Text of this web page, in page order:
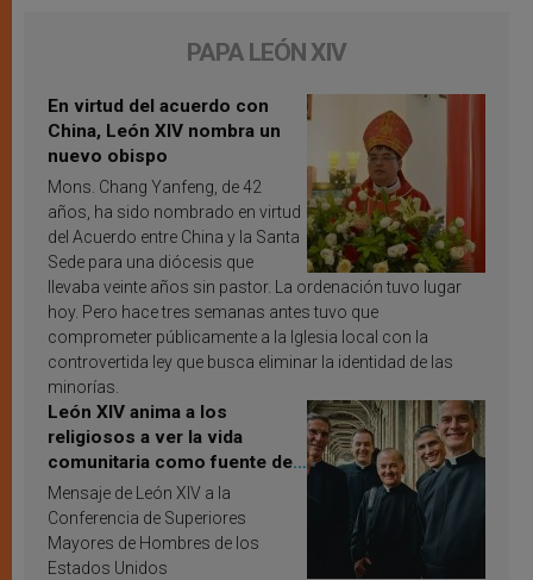
PAPA LEÓN XIV
En virtud del acuerdo con
China, León XIV nombra un
nuevo obispo
Mons. Chang Yanfeng, de 42
años, ha sido nombrado en virtud
del Acuerdo entre China y la Santa
Sede para una diócesis que
llevaba veinte años sin pastor. La ordenación tuvo lugar
hoy. Pero hace tres semanas antes tuvo que
comprometer públicamente a la Iglesia local con la
controvertida ley que busca eliminar la identidad de las
minorías.
León XIV anima a los
religiosos a ver la vida
comunitaria como fuente de
inspiración y santificación
Mensaje de León XIV a la
Conferencia de Superiores
Mayores de Hombres de los
Estados Unidos